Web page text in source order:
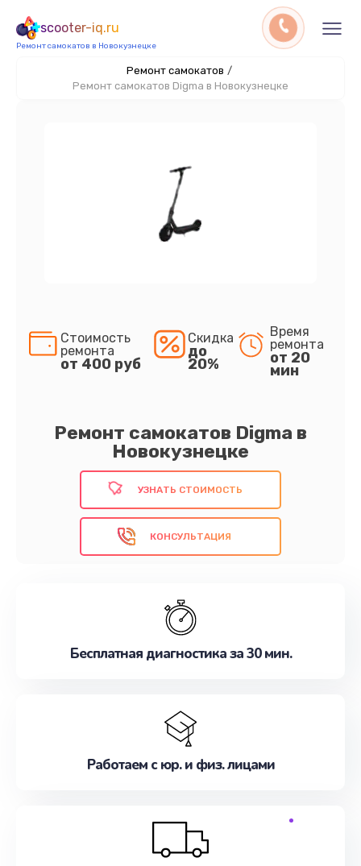
scooter-iq.ru
Ремонт самокатов в Новокузнецке
Ремонт самокатов /
Ремонт самокатов Digma в Новокузнецке
Ремонт самокатов Digma в
Новокузнецке
Стоимость
ремонта
от 400 руб
Скидка
до
20%
Время
ремонта
от 20
мин
УЗНАТЬ СТОИМОСТЬ
КОНСУЛЬТАЦИЯ
Бесплатная диагностика за 30 мин.
Работаем с юр. и физ. лицами